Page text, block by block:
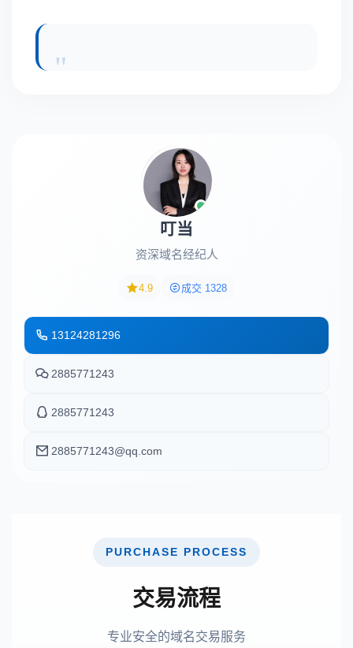
叮当
资深域名经纪人
4.9 成交 1328
13124281296
2885771243
2885771243
2885771243@qq.com
PURCHASE PROCESS
交易流程
专业安全的域名交易服务